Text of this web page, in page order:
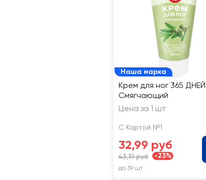
Наша марка
Крем для ног 365 ДНЕЙ
Смягчающий
Цена за 1 шт
С Картой №1
32,99 руб
43,19 руб -23%
до 39 шт